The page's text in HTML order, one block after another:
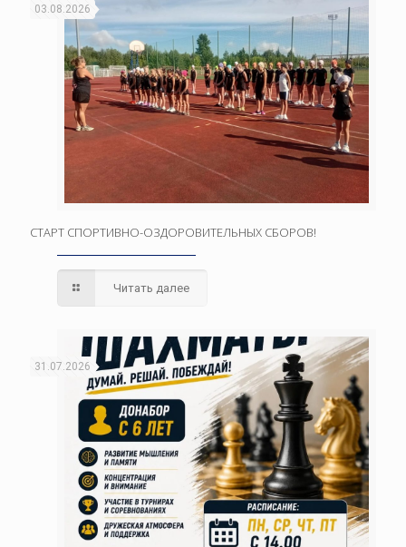
03.08.2026
СТАРТ СПОРТИВНО-ОЗДОРОВИТЕЛЬНЫХ СБОРОВ!
Читать далее
31.07.2026